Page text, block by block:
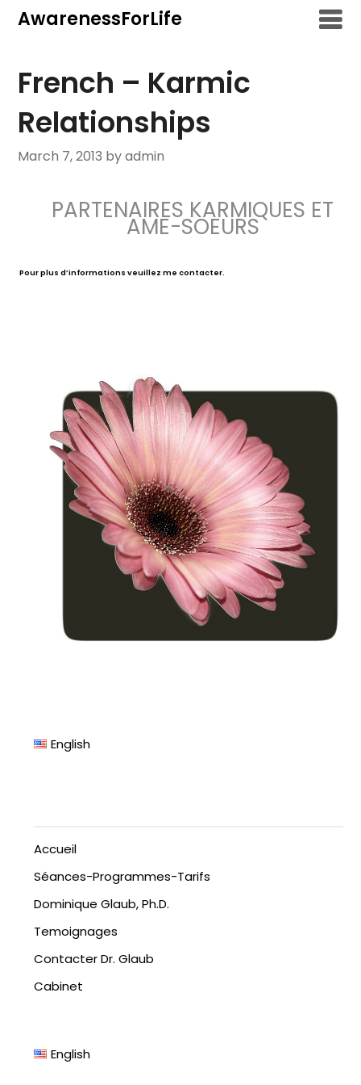
SkipAwarenessForLife
French – Karmic
Relationships
March 7, 2013 by admin
PARTENAIRES KARMIQUES ET
AME-SOEURS
Pour plus d’informations veuillez me contacter.
English
Accueil
Séances-Programmes-Tarifs
Dominique Glaub, Ph.D.
Temoignages
Contacter Dr. Glaub
Cabinet
English